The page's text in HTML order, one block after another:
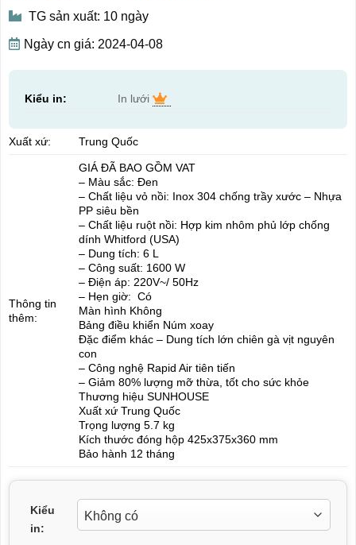
TG sản xuất: 10 ngày
Ngày cn giá: 2024-04-08
Kiểu in: In lưới
Xuất xứ: Trung Quốc
Thông tin
thêm:
GIÁ ĐÃ BAO GỒM VAT
– Màu sắc: Đen
– Chất liệu vỏ nồi: Inox 304 chống trầy xước – Nhựa
PP siêu bền
– Chất liệu ruột nồi: Hợp kim nhôm phủ lớp chống
dính Whitford (USA)
– Dung tích: 6 L
– Công suất: 1600 W
– Điện áp: 220V~/ 50Hz
– Hẹn giờ: Có
Màn hình Không
Bảng điều khiển Núm xoay
Đặc điểm khác – Dung tích lớn chiên gà vịt nguyên
con
– Công nghệ Rapid Air tiên tiến
– Giảm 80% lượng mỡ thừa, tốt cho sức khỏe
Thương hiệu SUNHOUSE
Xuất xứ Trung Quốc
Trọng lượng 5.7 kg
Kích thước đóng hộp 425x375x360 mm
Bảo hành 12 tháng
Kiểu
in: